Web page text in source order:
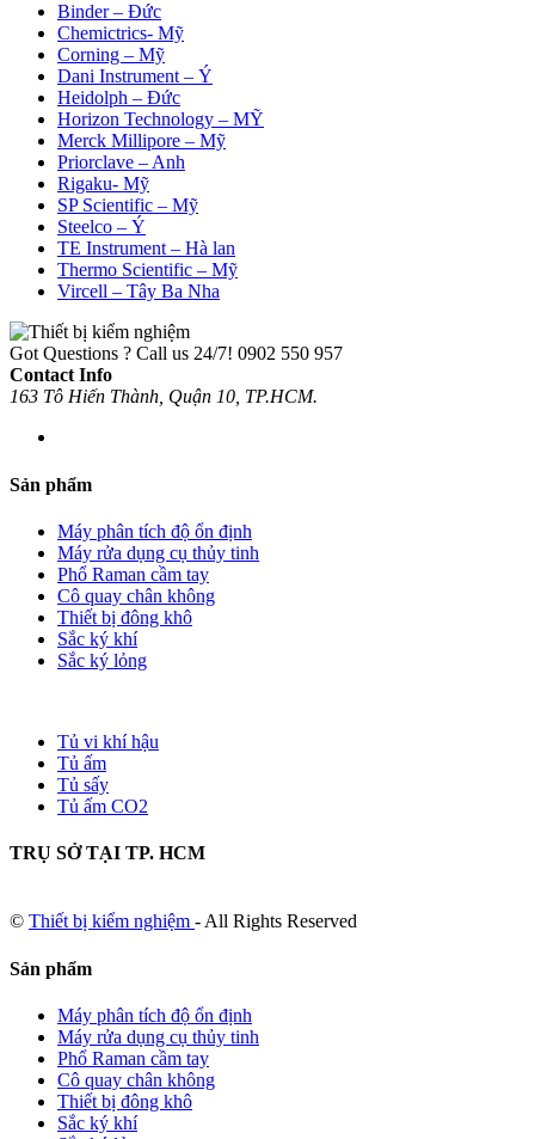
Binder – Đức
Chemictrics- Mỹ
Corning – Mỹ
Dani Instrument – Ý
Heidolph – Đức
Horizon Technology – MỸ
Merck Millipore – Mỹ
Priorclave – Anh
Rigaku- Mỹ
SP Scientific – Mỹ
Steelco – Ý
TE Instrument – Hà lan
Thermo Scientific – Mỹ
Vircell – Tây Ba Nha
Got Questions ? Call us 24/7! 0902 550 957
Contact Info
163 Tô Hiến Thành, Quận 10, TP.HCM.
Sản phẩm
Máy phân tích độ ổn định
Máy rửa dụng cụ thủy tinh
Phổ Raman cầm tay
Cô quay chân không
Thiết bị đông khô
Sắc ký khí
Sắc ký lỏng
Tủ vi khí hậu
Tủ ấm
Tủ sấy
Tủ ấm CO2
TRỤ SỞ TẠI TP. HCM
© Thiết bị kiểm nghiệm - All Rights Reserved
Sản phẩm
Máy phân tích độ ổn định
Máy rửa dụng cụ thủy tinh
Phổ Raman cầm tay
Cô quay chân không
Thiết bị đông khô
Sắc ký khí